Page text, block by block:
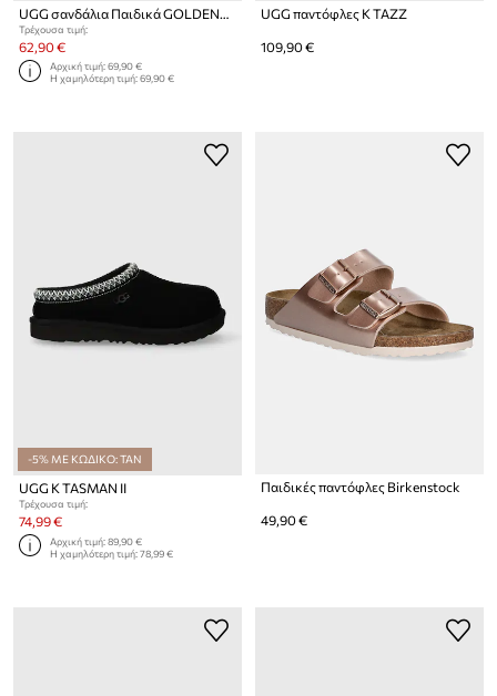
Τρέχουσα τιμή:
62,90 €
Αρχική τιμή:69,90 €
Η χαμηλότερη τιμή:69,90 €
UGG παντόφλες K TAZZ
109,90 €
-5% ΜΕ ΚΩΔΙΚΟ: TAN
UGG K TASMAN II
Τρέχουσα τιμή:
74,99 €
Αρχική τιμή:89,90 €
Η χαμηλότερη τιμή:78,99 €
Παιδικές παντόφλες Birkenstock
49,90 €